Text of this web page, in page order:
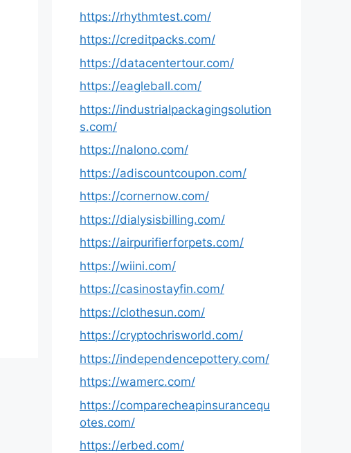
https://rhythmtest.com/
https://creditpacks.com/
https://datacentertour.com/
https://eagleball.com/
https://industrialpackagingsolution
s.com/
https://nalono.com/
https://adiscountcoupon.com/
https://cornernow.com/
https://dialysisbilling.com/
https://airpurifierforpets.com/
https://wiini.com/
https://casinostayfin.com/
https://clothesun.com/
https://cryptochrisworld.com/
https://independencepottery.com/
https://wamerc.com/
https://comparecheapinsurancequ
otes.com/
https://erbed.com/